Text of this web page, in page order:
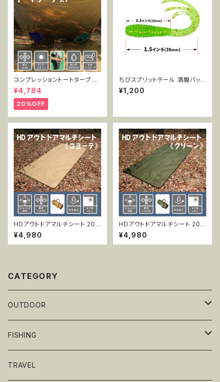
コンプレッショントートタープ3.
5 TT-CT-005
¥4,784
20%OFF
ちびスプリットテール 満腹パック
38mm 0.7g 50pcs AR43
¥1,200
HDアウトドアマルチシート 200
x100cm コヨーテ
¥4,980
HDアウトドアマルチシート 200
x100cm グリーン
¥4,980
CATEGORY
OUTDOOR
テーブルウェア
グリル・BBQ
FISHING
ギア
TRAVEL